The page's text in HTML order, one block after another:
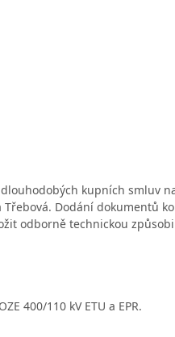
kupních smluv
Dodání dokumentů
odborně technickou
400/110 kV ETU a EPR.